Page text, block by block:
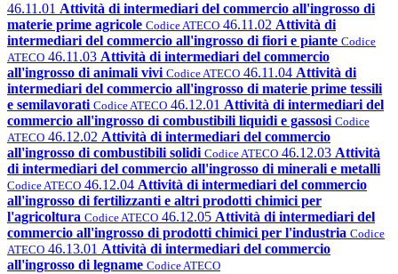
46.11.01 Attività di intermediari del commercio all'ingrosso di
materie prime agricole Codice ATECO 46.11.02 Attività di
intermediari del commercio all'ingrosso di fiori e piante Codice
ATECO 46.11.03 Attività di intermediari del commercio
all'ingrosso di animali vivi Codice ATECO 46.11.04 Attività di
intermediari del commercio all'ingrosso di materie prime tessili
e semilavorati Codice ATECO 46.12.01 Attività di intermediari del
commercio all'ingrosso di combustibili liquidi e gassosi Codice
ATECO 46.12.02 Attività di intermediari del commercio
all'ingrosso di combustibili solidi Codice ATECO 46.12.03 Attività
di intermediari del commercio all'ingrosso di minerali e metalli
Codice ATECO 46.12.04 Attività di intermediari del commercio
all'ingrosso di fertilizzanti e altri prodotti chimici per
l'agricoltura Codice ATECO 46.12.05 Attività di intermediari del
commercio all'ingrosso di prodotti chimici per l'industria Codice
ATECO 46.13.01 Attività di intermediari del commercio
all'ingrosso di legname Codice ATECO